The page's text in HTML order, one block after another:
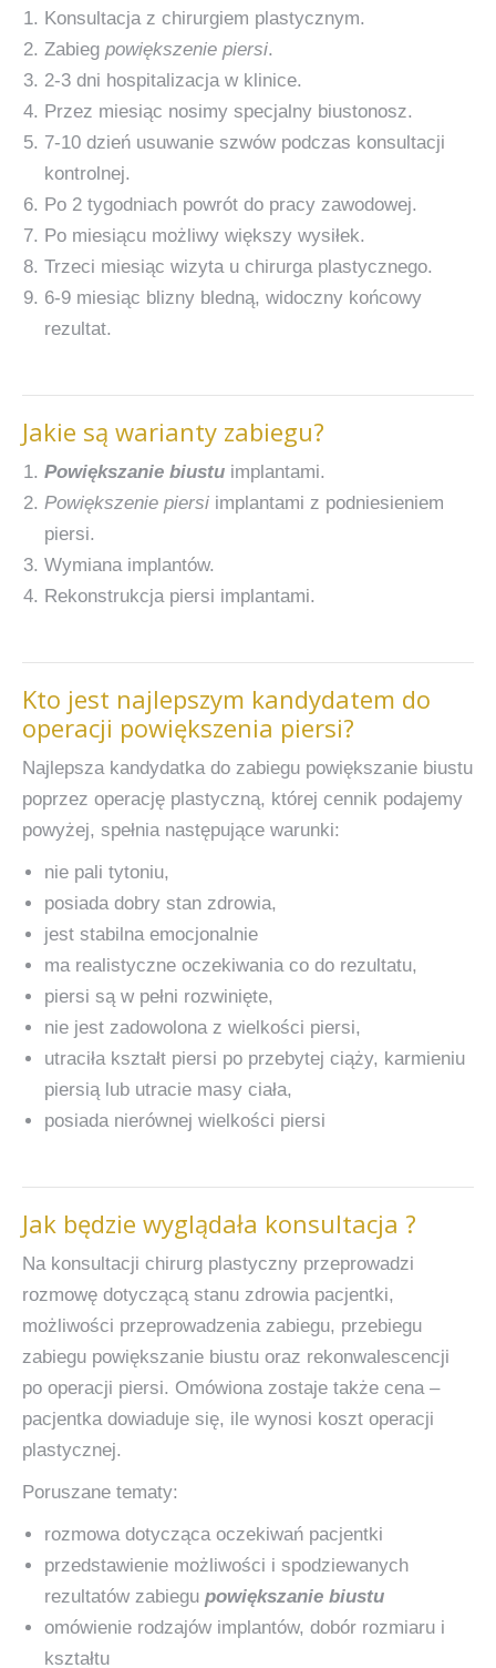
Konsultacja z chirurgiem plastycznym.
Zabieg powiększenie piersi.
2-3 dni hospitalizacja w klinice.
Przez miesiąc nosimy specjalny biustonosz.
7-10 dzień usuwanie szwów podczas konsultacji
kontrolnej.
Po 2 tygodniach powrót do pracy zawodowej.
Po miesiącu możliwy większy wysiłek.
Trzeci miesiąc wizyta u chirurga plastycznego.
6-9 miesiąc blizny bledną, widoczny końcowy
rezultat.
Jakie są warianty zabiegu?
Powiększanie biustu implantami.
Powiększenie piersi implantami z podniesieniem
piersi.
Wymiana implantów.
Rekonstrukcja piersi implantami.
Kto jest najlepszym kandydatem do
operacji powiększenia piersi?
Najlepsza kandydatka do zabiegu powiększanie biustu
poprzez operację plastyczną, której cennik podajemy
powyżej, spełnia następujące warunki:
nie pali tytoniu,
posiada dobry stan zdrowia,
jest stabilna emocjonalnie
ma realistyczne oczekiwania co do rezultatu,
piersi są w pełni rozwinięte,
nie jest zadowolona z wielkości piersi,
utraciła kształt piersi po przebytej ciąży, karmieniu
piersią lub utracie masy ciała,
posiada nierównej wielkości piersi
Jak będzie wyglądała konsultacja ?
Na konsultacji chirurg plastyczny przeprowadzi
rozmowę dotyczącą stanu zdrowia pacjentki,
możliwości przeprowadzenia zabiegu, przebiegu
zabiegu powiększanie biustu oraz rekonwalescencji
po operacji piersi. Omówiona zostaje także cena –
pacjentka dowiaduje się, ile wynosi koszt operacji
plastycznej.
Poruszane tematy:
rozmowa dotycząca oczekiwań pacjentki
przedstawienie możliwości i spodziewanych
rezultatów zabiegu powiększanie biustu
omówienie rodzajów implantów, dobór rozmiaru i
kształtu